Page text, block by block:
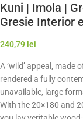
Kuni | Imola |
Gresie Interior
240,79 lei
A ‘wild’ appeal,
rendered a fully
unavailable, large
With the 20×180 and